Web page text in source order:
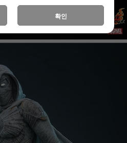
확인